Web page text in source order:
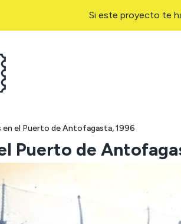
Si este proyecto te
en el Puerto de Antofagasta, 1996
Puerto de